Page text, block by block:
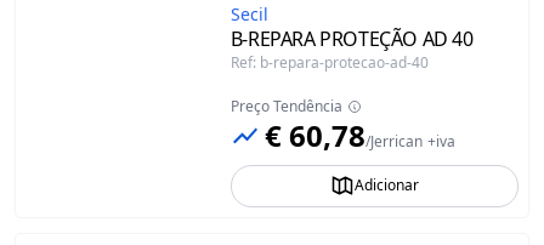
Secil
B-REPARA PROTEÇÃO AD 40
Ref: b-repara-protecao-ad-40
Preço Tendência
€ 60,78/Jerrican +iva
Adicionar